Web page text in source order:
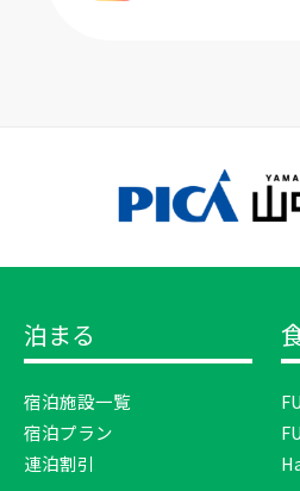
泊まる
宿泊施設一覧
宿泊プラン
連泊割引